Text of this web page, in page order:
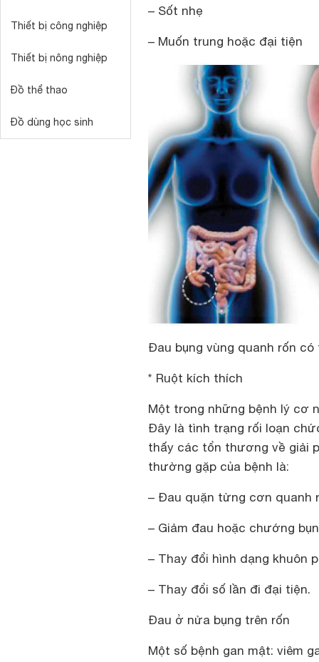
Thiết bị công nghiệp
Thiết bị nông nghiệp
Đồ thể thao
Đồ dùng học sinh
– Sốt nhẹ
– Muốn trung hoặc đại tiện
Đau bụng vùng quanh rốn
* Ruột kích thích
Một trong những bệnh lý cơ
Đây là tình trạng rối loạn
thấy các tổn thương về giải
thường gặp của bệnh là:
– Đau quặn từng cơn quanh
– Giảm đau hoặc chướng
– Thay đổi hình dạng khuôn
– Thay đổi số lần đi đại tiện.
Đau ở nửa bụng trên rốn
Một số bệnh gan mật: viêm